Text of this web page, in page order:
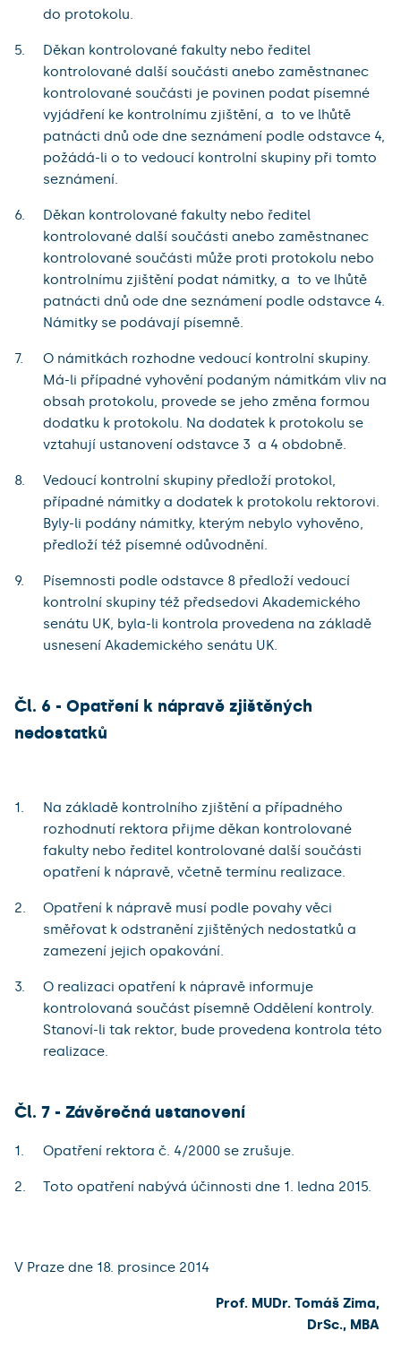
do protokolu.
Děkan kontrolované fakulty nebo ředitel
kontrolované další součásti anebo zaměstnanec
kontrolované součásti je povinen podat písemné
vyjádření ke kontrolnímu zjištění, a to ve lhůtě
patnácti dnů ode dne seznámení podle odstavce 4,
požádá-li o to vedoucí kontrolní skupiny při tomto
seznámení.
Děkan kontrolované fakulty nebo ředitel
kontrolované další součásti anebo zaměstnanec
kontrolované součásti může proti protokolu nebo
kontrolnímu zjištění podat námitky, a to ve lhůtě
patnácti dnů ode dne seznámení podle odstavce 4.
Námitky se podávají písemně.
O námitkách rozhodne vedoucí kontrolní skupiny.
Má-li případné vyhovění podaným námitkám vliv na
obsah protokolu, provede se jeho změna formou
dodatku k protokolu. Na dodatek k protokolu se
vztahují ustanovení odstavce 3 a 4 obdobně.
Vedoucí kontrolní skupiny předloží protokol,
případné námitky a dodatek k protokolu rektorovi.
Byly-li podány námitky, kterým nebylo vyhověno,
předloží též písemné odůvodnění.
Písemnosti podle odstavce 8 předloží vedoucí
kontrolní skupiny též předsedovi Akademického
senátu UK, byla-li kontrola provedena na základě
usnesení Akademického senátu UK.
Čl. 6 - Opatření k nápravě zjištěných
nedostatků
Na základě kontrolního zjištění a případného
rozhodnutí rektora přijme děkan kontrolované
fakulty nebo ředitel kontrolované další součásti
opatření k nápravě, včetně termínu realizace.
Opatření k nápravě musí podle povahy věci
směřovat k odstranění zjištěných nedostatků a
zamezení jejich opakování.
O realizaci opatření k nápravě informuje
kontrolovaná součást písemně Oddělení kontroly.
Stanoví-li tak rektor, bude provedena kontrola této
realizace.
Čl. 7 - Závěrečná ustanovení
Opatření rektora č. 4/2000 se zrušuje.
Toto opatření nabývá účinnosti dne 1. ledna 2015.
V Praze dne 18. prosince 2014
Prof. MUDr. Tomáš Zima,
DrSc., MBA